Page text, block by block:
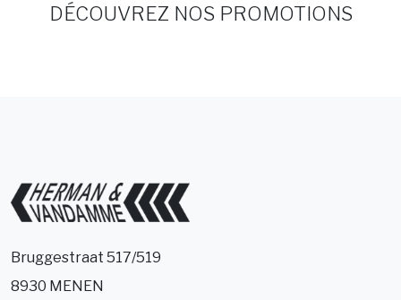
DÉCOUVREZ NOS PROMOTIONS
Bruggestraat 517/519
8930 MENEN